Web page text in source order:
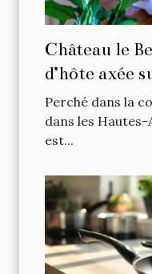
Château le
d’hôte axée
les Hautes-
Perché dans la
dans les Hautes-
est...